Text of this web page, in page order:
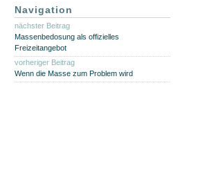
Navigation
nächster Beitrag
Massenbedosung als offizielles
Freizeitangebot
vorheriger Beitrag
Wenn die Masse zum Problem wird